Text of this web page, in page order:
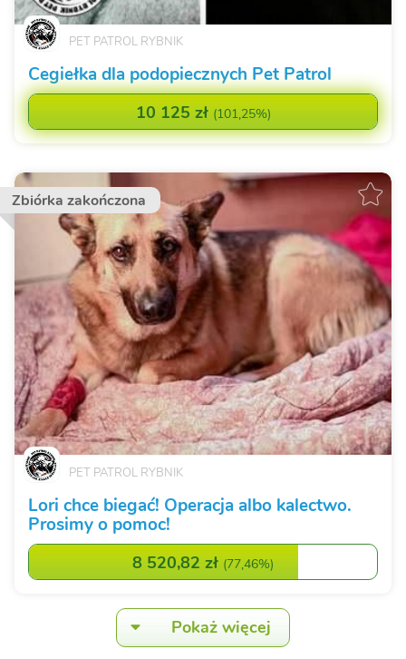
PET PATROL RYBNIK
Cegiełka dla podopiecznych Pet Patrol
10 125 zł (101,25%)
Zbiórka zakończona
PET PATROL RYBNIK
Lori chce biegać! Operacja albo kalectwo.
Prosimy o pomoc!
8 520,82 zł (77,46%)
Pokaż więcej